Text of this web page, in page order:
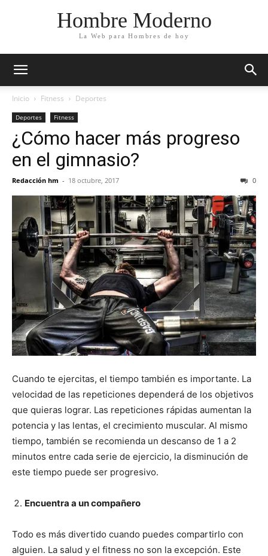
Hombre Moderno
La Web para Hombres de hoy
Inicio Fitness Deportes
Deportes Fitness
¿Cómo hacer más progreso
en el gimnasio?
Redacción hm - 18 octubre, 2017 0
Cuando te ejercitas, el tiempo también es importante. La
velocidad de las repeticiones dependerá de los objetivos
que quieras lograr. Las repeticiones rápidas aumentan la
potencia y las lentas, el crecimiento muscular. Al mismo
tiempo, también se recomienda un descanso de 1 a 2
minutos entre cada serie de ejercicio, la disminución de
este tiempo puede ser progresivo.
Encuentra a un compañero
Todo es más divertido cuando puedes compartirlo con
alguien. La salud y el fitness no son la excepción. Este